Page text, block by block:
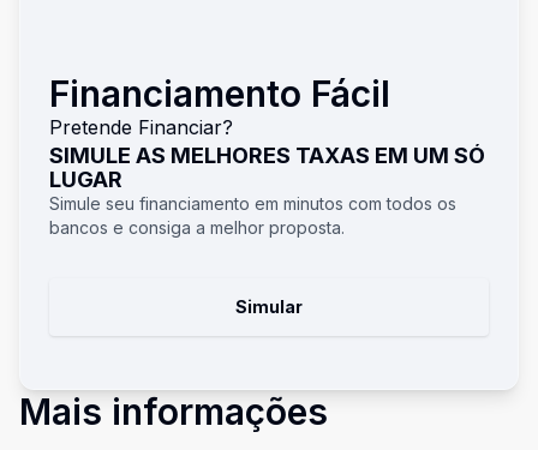
Financiamento Fácil
Pretende Financiar?
SIMULE AS MELHORES TAXAS EM UM SÓ
LUGAR
Simule seu financiamento em minutos com todos os
bancos e consiga a melhor proposta.
Simular
Mais informações